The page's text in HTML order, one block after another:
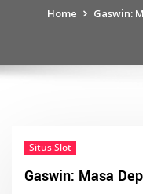
Home Gaswin:
Situs Slot
Gaswin: Masa